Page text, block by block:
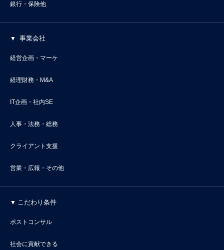
銀行・保険他
事業会社
経営企画・マーケ
経理財務・M&A
IT企画・社内SE
人事・法務・総務
クライアント支援
営業・広報・その他
こだわり条件
ポストコンサル
社会に貢献できる